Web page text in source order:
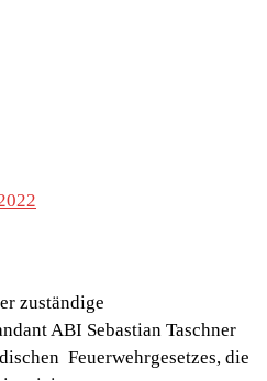
zuständige
ABI Sebastian Taschner
Feuerwehrgesetzes, die